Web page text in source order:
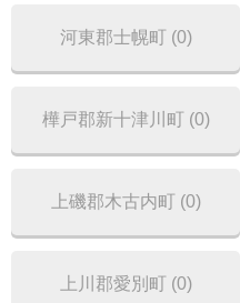
河東郡士幌町 (0)
樺戸郡新十津川町 (0)
上磯郡木古内町 (0)
上川郡愛別町 (0)